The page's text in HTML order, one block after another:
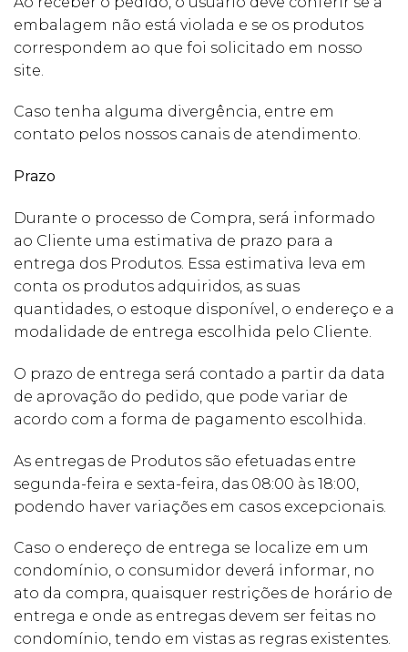
embalagem não está violada e se os produtos
correspondem ao que foi solicitado em nosso
site.
Caso tenha alguma divergência, entre em
contato pelos nossos canais de atendimento.
Prazo
Durante o processo de Compra, será informado
ao Cliente uma estimativa de prazo para a
entrega dos Produtos. Essa estimativa leva em
conta os produtos adquiridos, as suas
quantidades, o estoque disponível, o endereço e a
modalidade de entrega escolhida pelo Cliente.
O prazo de entrega será contado a partir da data
de aprovação do pedido, que pode variar de
acordo com a forma de pagamento escolhida.
As entregas de Produtos são efetuadas entre
segunda-feira e sexta-feira, das 08:00 às 18:00,
podendo haver variações em casos excepcionais.
Caso o endereço de entrega se localize em um
condomínio, o consumidor deverá informar, no
ato da compra, quaisquer restrições de horário de
entrega e onde as entregas devem ser feitas no
condomínio, tendo em vistas as regras existentes.